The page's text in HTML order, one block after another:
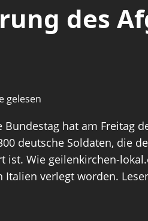
des
gelesen
hat am Freitag
deutsche Soldaten, die
Wie geilenkirchen-
verlegt worden.